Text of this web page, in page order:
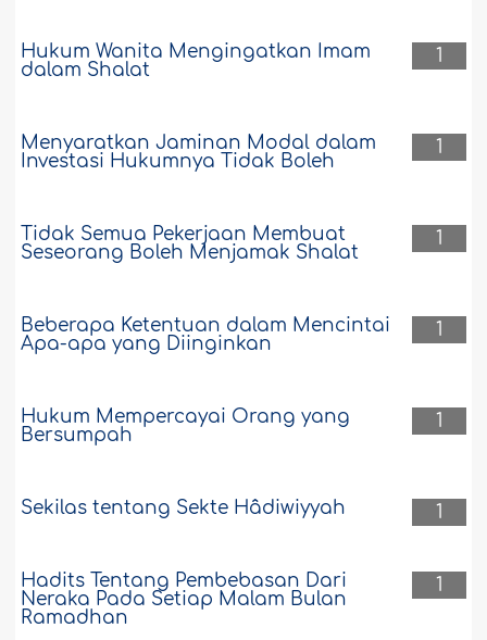
1
Hukum Wanita Mengingatkan Imam
dalam Shalat
1
Menyaratkan Jaminan Modal dalam
Investasi Hukumnya Tidak Boleh
1
Tidak Semua Pekerjaan Membuat
Seseorang Boleh Menjamak Shalat
1
Beberapa Ketentuan dalam Mencintai
Apa-apa yang Diinginkan
1
Hukum Mempercayai Orang yang
Bersumpah
1
Sekilas tentang Sekte Hâdiwiyyah
1
Hadits Tentang Pembebasan Dari
Neraka Pada Setiap Malam Bulan
Ramadhan